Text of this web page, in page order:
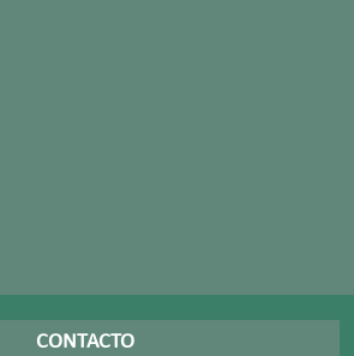
CONTACTO